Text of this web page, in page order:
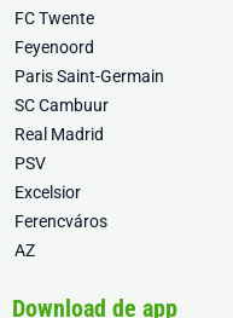
FC Twente
Feyenoord
Paris Saint-Germain
SC Cambuur
Real Madrid
PSV
Excelsior
Ferencváros
AZ
Download de app